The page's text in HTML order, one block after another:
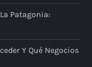
Patagonia:
Y Qué Negocios